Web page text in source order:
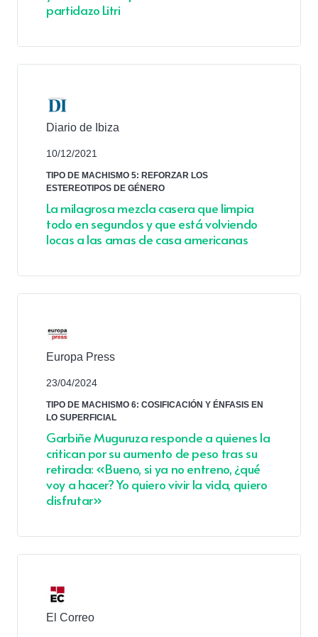
partidazo Litri
Diario de Ibiza
10/12/2021
TIPO DE MACHISMO 5: REFORZAR LOS
ESTEREOTIPOS DE GÉNERO
La milagrosa mezcla casera que limpia
todo en segundos y que está volviendo
locas a las amas de casa americanas
Europa Press
23/04/2024
TIPO DE MACHISMO 6: COSIFICACIÓN Y ÉNFASIS EN
LO SUPERFICIAL
Garbiñe Muguruza responde a quienes la
critican por su aumento de peso tras su
retirada: «Bueno, si ya no entreno, ¿qué
voy a hacer? Yo quiero vivir la vida, quiero
disfrutar»
El Correo